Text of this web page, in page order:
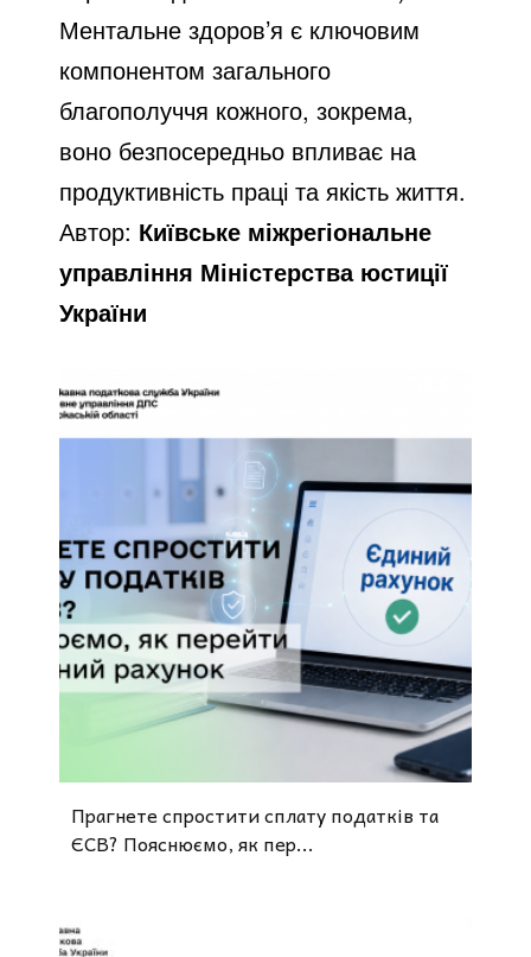
Ментальне здоров’я є ключовим
компонентом загального
благополуччя кожного, зокрема,
воно безпосередньо впливає на
продуктивність праці та якість життя.
Автор: Київське міжрегіональне
управління Міністерства юстиції
України
Прагнете спростити сплату податків та
ЄСВ? Пояснюємо, як пер...